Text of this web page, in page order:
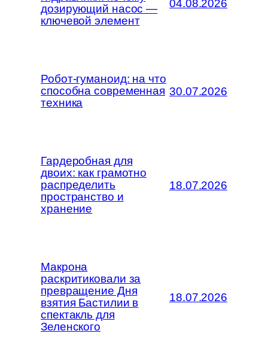
дозирующий насос —
ключевой элемент
04.08.2026
Робот-гуманоид: на что
способна современная
техника
30.07.2026
Гардеробная для
двоих: как грамотно
распределить
пространство и
хранение
18.07.2026
Макрона
раскритиковали за
превращение Дня
взятия Бастилии в
спектакль для
Зеленского
18.07.2026